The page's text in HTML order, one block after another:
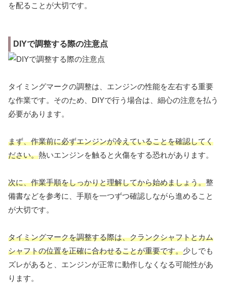
を配ることが大切です。
DIYで調整する際の注意点
タイミングマークの調整は、エンジンの性能を左右する重要
な作業です。そのため、DIYで行う場合は、細心の注意を払う
必要があります。
まず、作業前に必ずエンジンが冷えていることを確認してく
ださい。熱いエンジンを触ると火傷をする恐れがあります。
次に、作業手順をしっかりと理解してから始めましょう。整
備書などを参考に、手順を一つずつ確認しながら進めること
が大切です。
タイミングマークを調整する際は、クランクシャフトとカム
シャフトの位置を正確に合わせることが重要です。少しでも
ズレがあると、エンジンが正常に動作しなくなる可能性があ
ります。